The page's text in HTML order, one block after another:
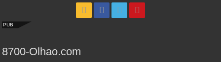
PUB
8700-Olhao.com